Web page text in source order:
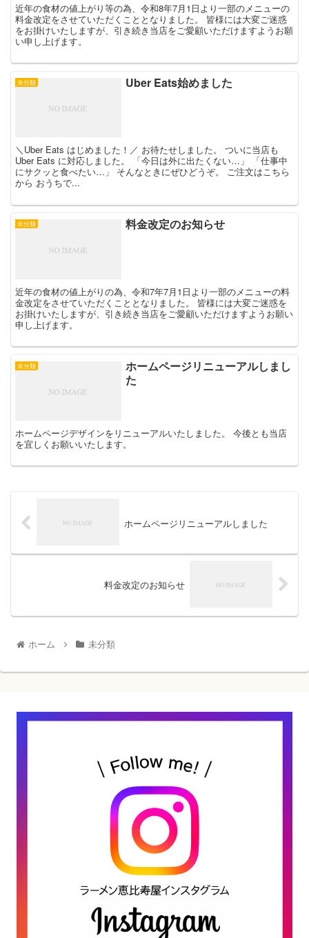
近年の食材の値上がり等の為、令和8年7月1日より一部のメニューの
料金改定をさせていただくこととなりました。 皆様には大変ご迷惑
をお掛けいたしますが、引き続き当店をご愛顧いただけますようお願
い申し上げます。
未分類 Uber Eats始めました
＼Uber Eats はじめました！／ お待たせしました。 ついに当店も
Uber Eats に対応しました。 「今日は外に出たくない…」 「仕事中
にサクッと食べたい…」 そんなときにぜひどうぞ。 ご注文はこちら
から おうちで...
未分類 料金改定のお知らせ
近年の食材の値上がりの為、令和7年7月1日より一部のメニューの料
金改定をさせていただくこととなりました。 皆様には大変ご迷惑を
お掛けいたしますが、引き続き当店をご愛顧いただけますようお願い
申し上げます。
未分類
ホームページリニューアルしまし
た
ホームページデザインをリニューアルいたしました。 今後とも当店
を宜しくお願いいたします。
ホームページリニューアルしました
料金改定のお知らせ
ホーム 未分類